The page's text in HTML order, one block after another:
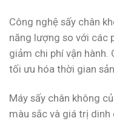
Công nghệ sấy chân
năng lượng so với các
giảm chi phí vận hành.
tối ưu hóa thời gian
Máy sấy chân không
màu sắc và giá trị